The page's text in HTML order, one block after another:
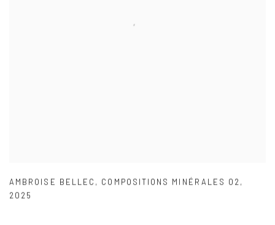
AMBROISE BELLEC , COMPOSITIONS MINÉRALES 02,
2025